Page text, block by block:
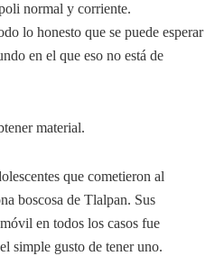
normal y corriente.
lo honesto que se puede esperar
en el que eso no está de
material.
que cometieron al
boscosa de Tlalpan. Sus
en todos los casos fue
simple gusto de tener uno.